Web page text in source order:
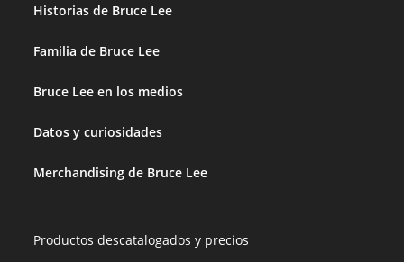
Historias de Bruce Lee
Familia de Bruce Lee
Bruce Lee en los medios
Datos y curiosidades
Merchandising de Bruce Lee
Productos descatalogados y precios